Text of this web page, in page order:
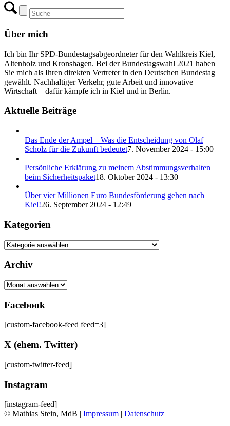
Über mich
Ich bin Ihr SPD-Bundestagsabgeordneter für den Wahlkreis Kiel,
Altenholz und Kronshagen. Bei der Bundestagswahl 2021 haben
Sie mich als Ihren direkten Vertreter in den Deutschen Bundestag
gewählt. Nachhaltiger Verkehr, gute Arbeit und innovative
Wirtschaft – dafür kämpfe ich in Kiel und in Berlin.
Aktuelle Beiträge
Das Ende der Ampel – Was die Entscheidung von Olaf
Scholz für die Zukunft bedeutet7. November 2024 - 15:00
Persönliche Erklärung zu meinem Abstimmungsverhalten
beim Sicherheitspaket18. Oktober 2024 - 13:30
Über vier Millionen Euro Bundesförderung gehen nach
Kiel!26. September 2024 - 12:49
Kategorien
Kategorien
Archiv
Archiv
Facebook
[custom-facebook-feed feed=3]
X (ehem. Twitter)
[custom-twitter-feed]
Instagram
[instagram-feed]
© Mathias Stein, MdB | Impressum | Datenschutz